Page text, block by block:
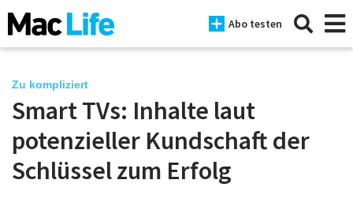
Abo testen
News
iPhone
Zu kompliziert
Smart TVs: Inhalte laut
potenzieller Kundschaft der
Schlüssel zum Erfolg